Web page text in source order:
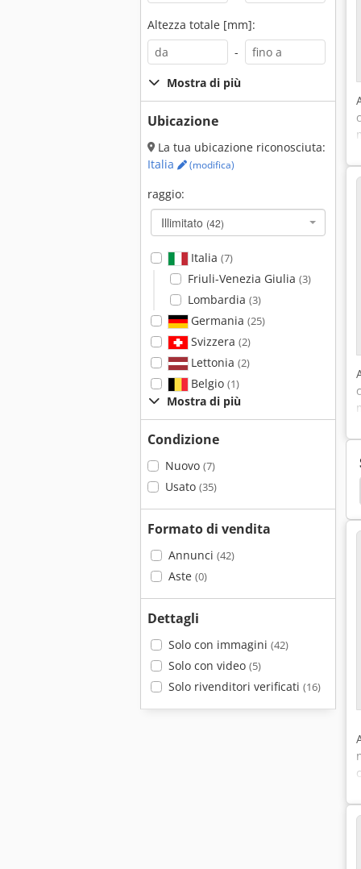
Altezza totale [mm]:
-
Mostra di più
Ubicazione
La tua ubicazione riconosciuta:
Italia
(modifica)
raggio:
Illimitato (42)
Italia (7)
Friuli-Venezia Giulia (3)
Lombardia (3)
Germania (25)
Svizzera (2)
Lettonia (2)
Belgio (1)
Mostra di più
Condizione
Nuovo (7)
Usato (35)
Formato di vendita
Annunci (42)
Aste (0)
Dettagli
Solo con immagini (42)
Solo con video (5)
Solo rivenditori verificati (16)